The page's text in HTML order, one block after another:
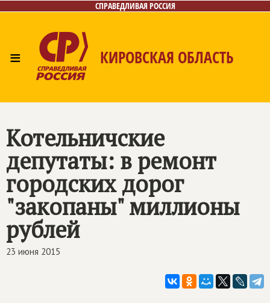
СПРАВЕДЛИВАЯ РОССИЯ
≡ КИРОВСКАЯ ОБЛАСТЬ
Котельничские
депутаты: в ремонт
городских дорог
"закопаны" миллионы
рублей
23 июня 2015